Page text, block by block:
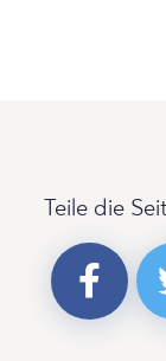
Teile die